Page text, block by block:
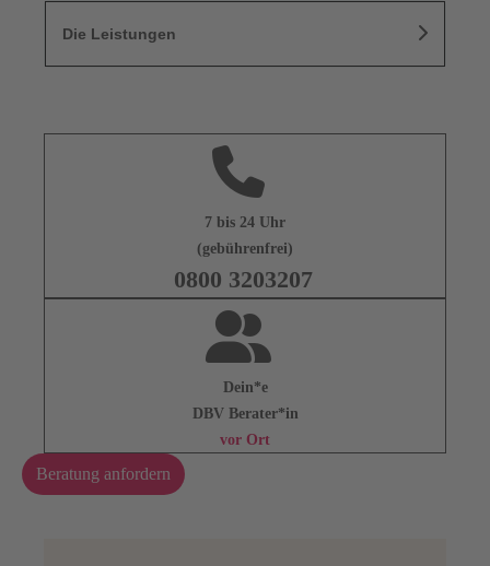
Die Leistungen
7 bis 24 Uhr
(gebührenfrei)
0800 3203207
Dein*e
DBV Berater*in
vor Ort
Beratung anfordern